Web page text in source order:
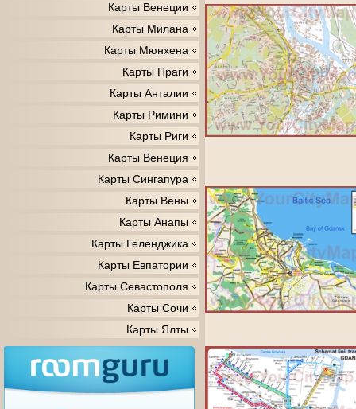
Карты Венеции
Карты Милана
Карты Мюнхена
Карты Праги
Карты Анталии
Карты Римини
Карты Риги
Карты Венеция
Карты Сингапура
Карты Вены
Карты Анапы
Карты Геленджика
Карты Евпатории
Карты Севастополя
Карты Сочи
Карты Ялты